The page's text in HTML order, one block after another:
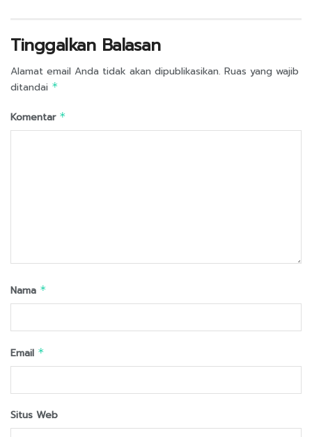
Tinggalkan Balasan
Alamat email Anda tidak akan dipublikasikan. Ruas yang wajib
ditandai *
Komentar *
Nama *
Email *
Situs Web